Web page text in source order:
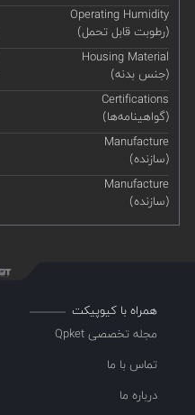
Operating Humidity
(رطوبت قابل تحمل)
Housing Material
(جنس بدنه)
Certifications
(گواهینامه‌ها)
Manufacture
(سازنده)
Manufacture
(سازنده)
همراه با کیوپیکت
مجله تخصصی Qpket
تماس با ما
درباره ما